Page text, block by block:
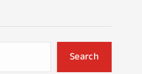
Search